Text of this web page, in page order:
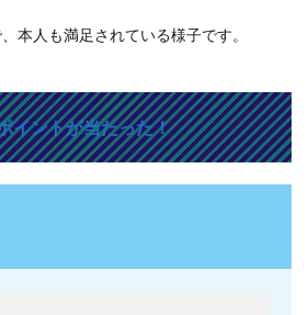
本人も満足されている様子です。
イントが当たった！